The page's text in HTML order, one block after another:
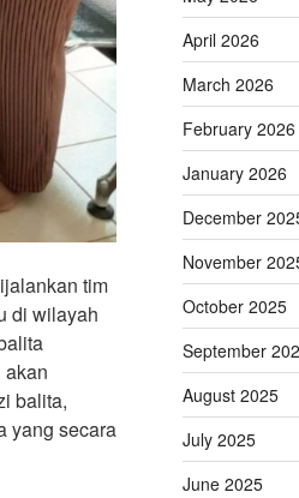
tim
di wilayah
balita,
yang secara
April 2026
March 2026
February 2026
January 2026
December
November
October 2025
September
August 2025
July 2025
June 2025